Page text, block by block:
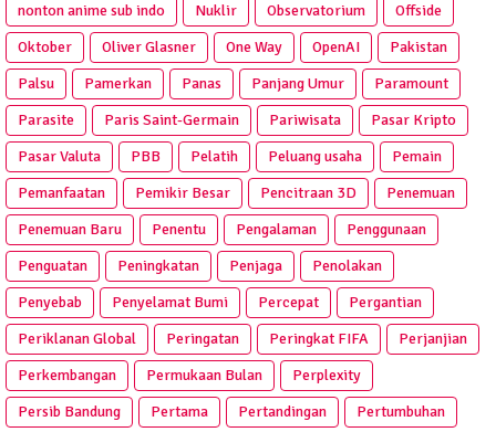
nonton anime sub indo
Nuklir Observatorium
Offside
Oktober
Oliver Glasner One Way OpenAI
Pakistan
Palsu
Pamerkan Panas Panjang Umur
Paramount
Parasite
Paris Saint-Germain Pariwisata
Pasar Kripto
Pasar Valuta
PBB Pelatih Peluang usaha
Pemain
Pemanfaatan
Pemikir Besar Pencitraan 3D
Penemuan
Penemuan Baru
Penentu Pengalaman
Penggunaan
Penguatan
Peningkatan Penjaga
Penolakan
Penyebab
Penyelamat Bumi Percepat
Pergantian
Periklanan Global
Peringatan Peringkat FIFA
Perjanjian
Perkembangan
Permukaan Bulan
Perplexity
Persib Bandung
Pertama Pertandingan
Pertumbuhan